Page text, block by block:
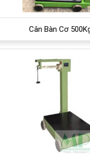
Cân Bàn Cơ